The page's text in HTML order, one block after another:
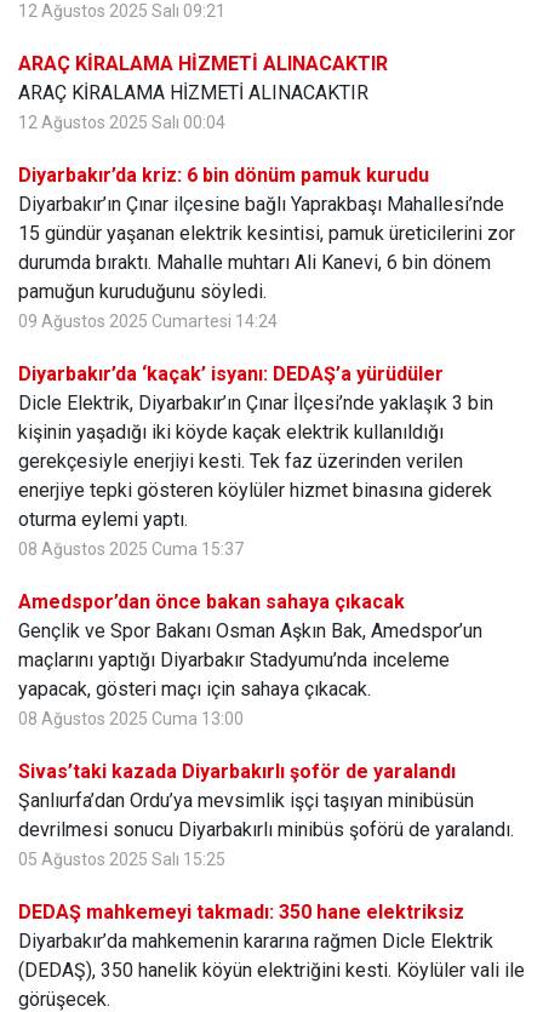
12 Ağustos 2025 Salı 09:21
ARAÇ KİRALAMA HİZMETİ ALINACAKTIR
ARAÇ KİRALAMA HİZMETİ ALINACAKTIR
12 Ağustos 2025 Salı 00:04
Diyarbakır’da kriz: 6 bin dönüm pamuk kurudu
Diyarbakır’ın Çınar ilçesine bağlı Yaprakbaşı Mahallesi’nde
15 gündür yaşanan elektrik kesintisi, pamuk üreticilerini zor
durumda bıraktı. Mahalle muhtarı Ali Kanevi, 6 bin dönem
pamuğun kuruduğunu söyledi.
09 Ağustos 2025 Cumartesi 14:24
Diyarbakır’da ‘kaçak’ isyanı: DEDAŞ’a yürüdüler
Dicle Elektrik, Diyarbakır’ın Çınar İlçesi’nde yaklaşık 3 bin
kişinin yaşadığı iki köyde kaçak elektrik kullanıldığı
gerekçesiyle enerjiyi kesti. Tek faz üzerinden verilen
enerjiye tepki gösteren köylüler hizmet binasına giderek
oturma eylemi yaptı.
08 Ağustos 2025 Cuma 15:37
Amedspor’dan önce bakan sahaya çıkacak
Gençlik ve Spor Bakanı Osman Aşkın Bak, Amedspor’un
maçlarını yaptığı Diyarbakır Stadyumu’nda inceleme
yapacak, gösteri maçı için sahaya çıkacak.
08 Ağustos 2025 Cuma 13:00
Sivas’taki kazada Diyarbakırlı şoför de yaralandı
Şanlıurfa’dan Ordu’ya mevsimlik işçi taşıyan minibüsün
devrilmesi sonucu Diyarbakırlı minibüs şoförü de yaralandı.
05 Ağustos 2025 Salı 15:25
DEDAŞ mahkemeyi takmadı: 350 hane elektriksiz
Diyarbakır’da mahkemenin kararına rağmen Dicle Elektrik
(DEDAŞ), 350 hanelik köyün elektriğini kesti. Köylüler vali ile
görüşecek.